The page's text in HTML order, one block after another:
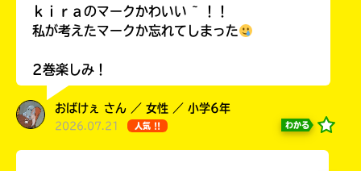
ｋｉｒａのマークかわいい ~ ！！
私が考えたマークか忘れてしまった
2巻楽しみ！
おばけぇ さん ／ 女性 ／ 小学6年
2026.07.21 人気 !! わかる